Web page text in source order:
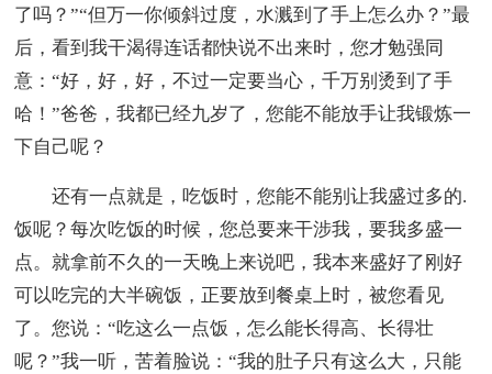
了吗？”“但万一你倾斜过度，水溅到了手上怎么办？”最
后，看到我干渴得连话都快说不出来时，您才勉强同
意：“好，好，好，不过一定要当心，千万别烫到了手
哈！”爸爸，我都已经九岁了，您能不能放手让我锻炼一
下自己呢？
还有一点就是，吃饭时，您能不能别让我盛过多的.
饭呢？每次吃饭的时候，您总要来干涉我，要我多盛一
点。就拿前不久的一天晚上来说吧，我本来盛好了刚好
可以吃完的大半碗饭，正要放到餐桌上时，被您看见
了。您说：“吃这么一点饭，怎么能长得高、长得壮
呢？”我一听，苦着脸说：“我的肚子只有这么大，只能